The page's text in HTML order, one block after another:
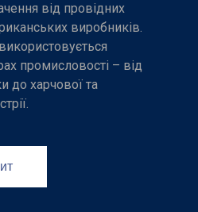
від провідних
виробників.
промисловості – від
до харчової та